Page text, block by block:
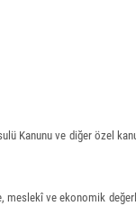
Kanunu ve diğer özel
meslekî ve ekonomik